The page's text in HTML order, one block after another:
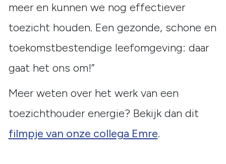
meer en kunnen we nog effectiever
toezicht houden. Een gezonde, schone en
toekomstbestendige leefomgeving: daar
gaat het ons om!”
Meer weten over het werk van een
toezichthouder energie? Bekijk dan dit
filmpje van onze collega Emre.